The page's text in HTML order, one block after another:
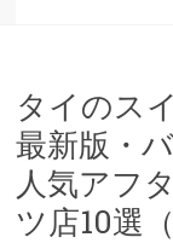
タイのス
最新版・
人気アフ
ツ店10選